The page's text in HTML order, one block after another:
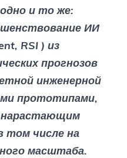
и то же:
ИИ
RSI ) из
прогнозов
инженерной
прототипами,
нарастающим
числе на
масштаба.